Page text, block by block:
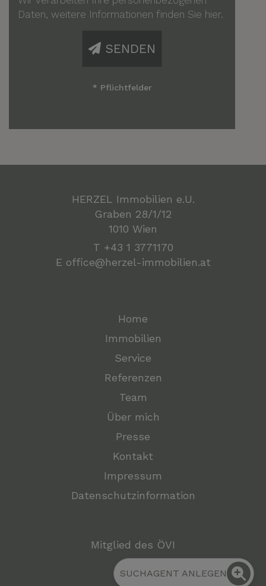
Daten, weitere Informationen finden Sie hier.
SENDEN
* Pflichtfelder
HERZEL Immobilien e.U.
Graben 28/1/12
1010 Wien
T +43 1 3771170
E office@herzel-immobilien.at
Home
Immobilien
Service
Referenzen
Team
Über mich
Presse
Kontakt
Impressum
Datenschutzinformation
Mitglied des ÖVI
SUCHAGENT ANLEGEN